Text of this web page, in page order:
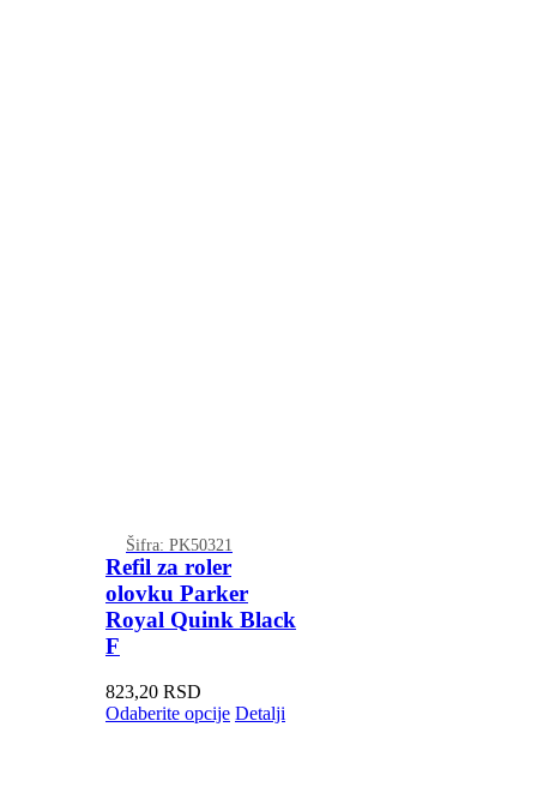
Šifra: PK50321
Refil za roler
olovku Parker
Royal Quink Black
F
823,20 RSD
Odaberite opcije Detalji